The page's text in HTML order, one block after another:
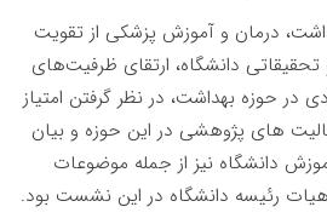
درمان و آموزش پزشکی از تقویت
دانشگاه، ارتقای ظرفیت‌های
حوزه بهداشت، در نظر گرفتن امتیاز
های پژوهشی در این حوزه و بیان
دانشگاه نیز از جمله موضوعات
رئیسه دانشگاه در این نشست بود.